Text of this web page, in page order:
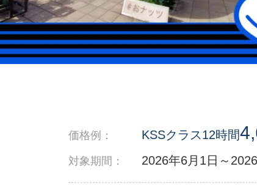
価格例： KSSクラス12時間
対象期間： 2026年6月1日～